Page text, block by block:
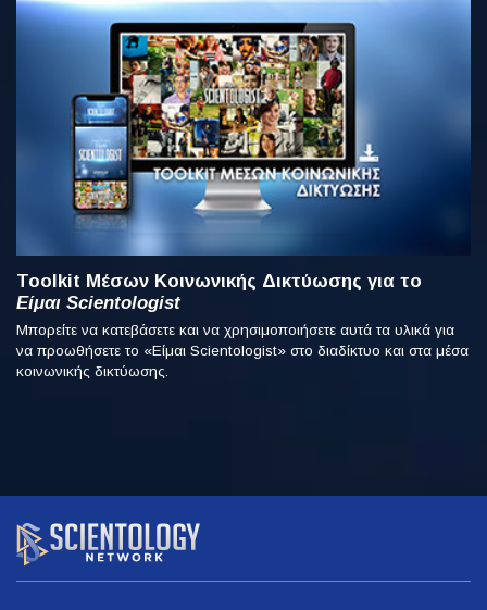
Toolkit Μέσων Κοινωνικής Δικτύωσης για το
Είμαι Scientologist
Μπορείτε να κατεβάσετε και να χρησιμοποιήσετε αυτά τα υλικά για
να προωθήσετε το «Είμαι Scientologist» στο διαδίκτυο και στα μέσα
κοινωνικής δικτύωσης.